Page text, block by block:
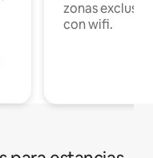
zonas
con wifi.